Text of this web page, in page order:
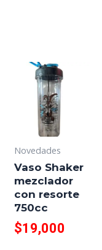
Novedades
Vaso Shaker
mezclador
con resorte
750cc
$19,000